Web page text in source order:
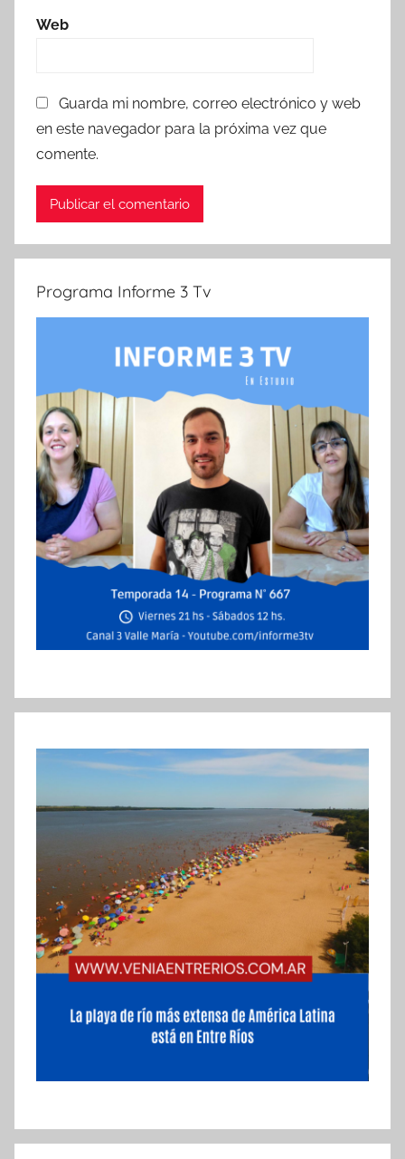
Web
Guarda mi nombre, correo electrónico y web
en este navegador para la próxima vez que
comente.
Programa Informe 3 Tv